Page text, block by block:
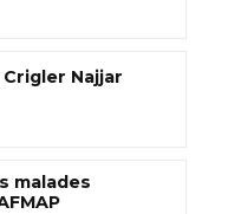
Najjar
malades